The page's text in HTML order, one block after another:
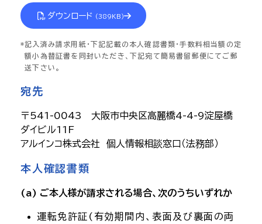
ダウンロード ( 389KB )
記入済み請求用紙・下記記載の本人確認書類・手数料相当額の定
額小為替証書を同封いただき、下記宛て簡易書留郵便にてご郵
送下さい。
宛先
〒541-0043 大阪市中央区高麗橋4-4-9淀屋橋
ダイビル11F
アルインコ株式会社 個人情報相談窓口（法務部）
本人確認書類
(a) ご本人様が請求される場合、次のうちいずれか
運転免許証(有効期間内、表面及び裏面の両